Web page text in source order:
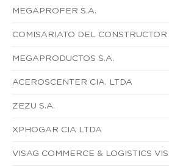
MEGAPROFER S.A.
COMISARIATO DEL
MEGAPRODUCTOS S.A.
ACEROSCENTER CIA. LTDA
ZEZU S.A.
XPHOGAR CIA LTDA
VISAG COMMERCE & LOGISTICS